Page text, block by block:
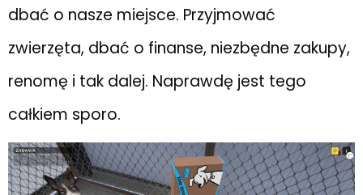
dbać o nasze miejsce. Przyjmować
zwierzęta, dbać o finanse, niezbędne zakupy,
renomę i tak dalej. Naprawdę jest tego
całkiem sporo.